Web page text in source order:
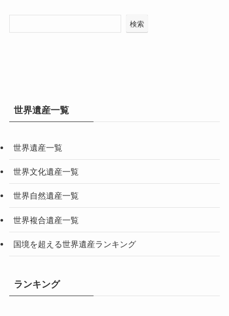
検索
世界遺産一覧
世界遺産一覧
世界文化遺産一覧
世界自然遺産一覧
世界複合遺産一覧
国境を超える世界遺産ランキング
ランキング